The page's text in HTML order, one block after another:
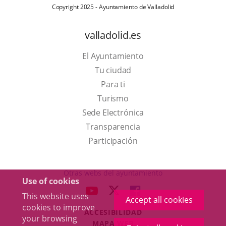
Use of cookies
This website uses
cookies to improve
your browsing
Accept all cookies
Copyright 2025 - Ayuntamiento de Valladolid
valladolid.es
El Ayuntamiento
Tu ciudad
Para ti
TurismoThis
link
will
open
a
up
window.
Sede Electrónica
Transparencia
Participación
Otras webs del ayuntamiento
LINK
EXTERNAL
LINK
TO
EXTERNAL
LINK
TO
EXTERNAL
ACCESIBILIDAD
MAPA WEB